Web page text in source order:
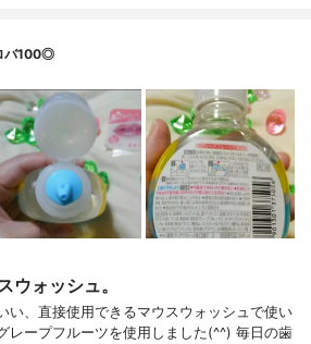
バ100◎
ウォッシュ。
い、直接使用できるマウスウォッシュで使い
レープフルーツを使用しました(^^) 毎日の歯